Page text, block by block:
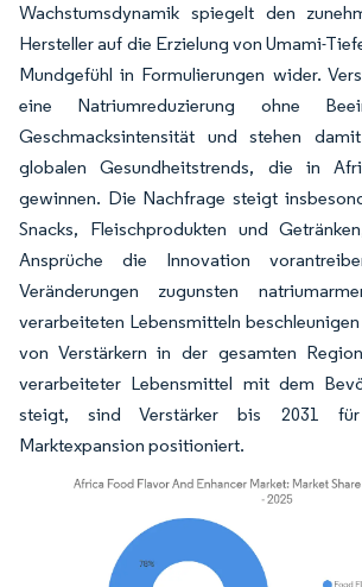
Wachstumsdynamik spiegelt den
Hersteller auf die Erzielung von Umami-
Mundgefühl in Formulierungen wider.
eine Natriumreduzierung ohne
Geschmacksintensität und stehen
globalen Gesundheitstrends, die in
gewinnen. Die Nachfrage steigt
Snacks, Fleischprodukten und
Ansprüche die Innovation
Veränderungen zugunsten
verarbeiteten Lebensmitteln
von Verstärkern in der gesamten
verarbeiteter Lebensmittel mit dem
steigt, sind Verstärker bis 2031
Marktexpansion positioniert.